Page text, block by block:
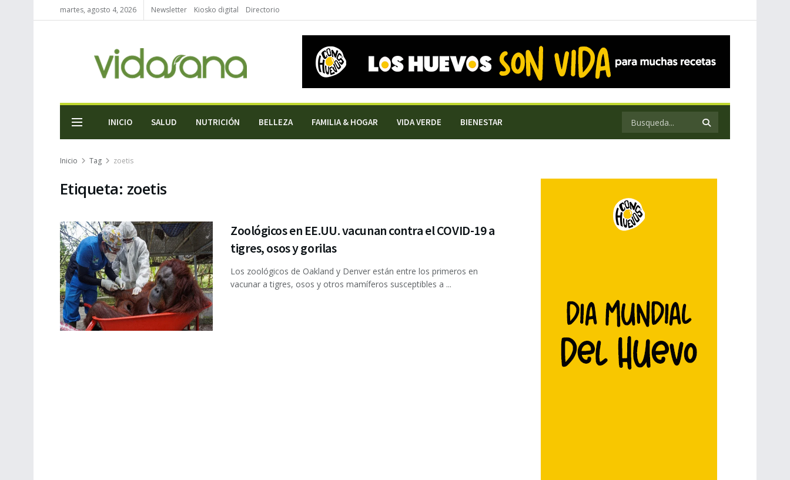
martes, agosto 4, 2026 Newsletter Kiosko digital Directorio
INICIO SALUD NUTRICIÓN BELLEZA FAMILIA & HOGAR VIDA VERDE BIENESTAR
Inicio Tag zoetis
Etiqueta: zoetis
Zoológicos en EE.UU. vacunan contra el COVID-19 a
tigres, osos y gorilas
Los zoológicos de Oakland y Denver están entre los primeros en
vacunar a tigres, osos y otros mamíferos susceptibles a ...